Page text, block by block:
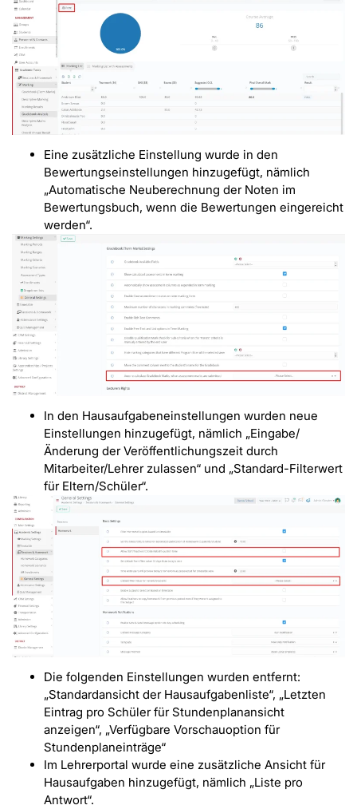
Eine zusätzliche Einstellung wurde in den
Bewertungseinstellungen hinzugefügt, nämlich
„Automatische Neuberechnung der Noten im
Bewertungsbuch, wenn die Bewertungen eingereicht
werden“.
In den Hausaufgabeneinstellungen wurden neue
Einstellungen hinzugefügt, nämlich „Eingabe/
Änderung der Veröffentlichungszeit durch
Mitarbeiter/Lehrer zulassen“ und „Standard-Filterwert
für Eltern/Schüler“.
Die folgenden Einstellungen wurden entfernt:
„Standardansicht der Hausaufgabenliste“, „Letzten
Eintrag pro Schüler für Stundenplanansicht
anzeigen“, „Verfügbare Vorschauoption für
Stundenplaneinträge“
Im Lehrerportal wurde eine zusätzliche Ansicht für
Hausaufgaben hinzugefügt, nämlich „Liste pro
Antwort“.